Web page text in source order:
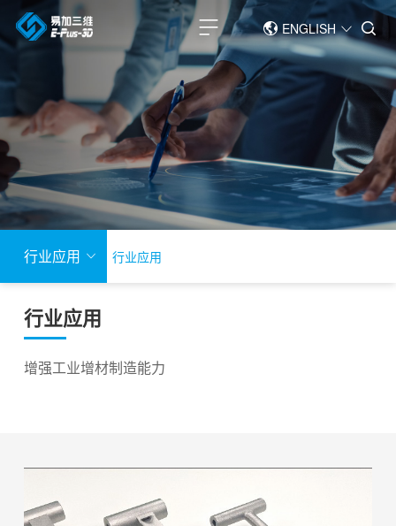
ENGLISH
简体中文
ENGLISH
行业应用 行业应用
行业应用
增强工业增材制造能力